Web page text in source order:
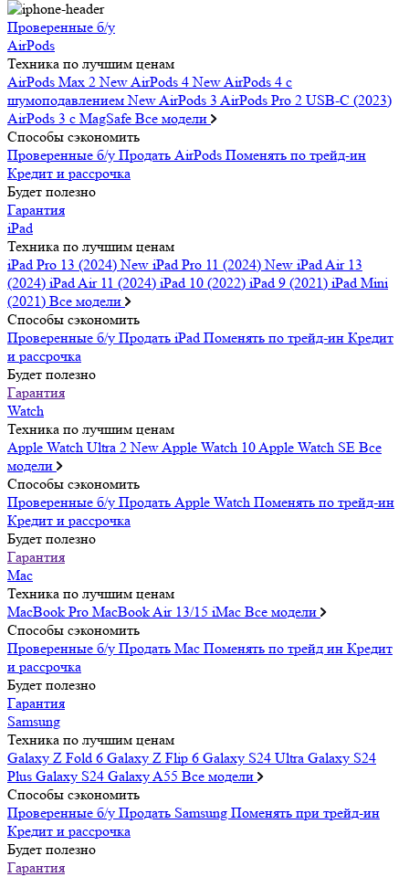
Проверенные б/у
AirPods
Техника по лучшим ценам
AirPods Max 2NewAirPods 4NewAirPods 4 c
шумоподавлениемNewAirPods 3 AirPods Pro 2 USB-C (2023)
AirPods 3 c MagSafe Все модели
Способы сэкономить
Проверенные б/у Продать AirPods Поменять по трейд-ин
Кредит и рассрочка
Будет полезно
Гарантия
iPad
Техника по лучшим ценам
iPad Pro 13 (2024)New iPad Pro 11 (2024)New iPad Air 13
(2024) iPad Air 11 (2024) iPad 10 (2022) iPad 9 (2021) iPad Mini
(2021) Все модели
Способы сэкономить
Проверенные б/у Продать iPad Поменять по трейд-ин Кредит
и рассрочка
Будет полезно
Гарантия
Watch
Техника по лучшим ценам
Apple Watch Ultra 2NewApple Watch 10Apple Watch SE Все
модели
Способы сэкономить
Проверенные б/у Продать Apple Watch Поменять по трейд-ин
Кредит и рассрочка
Будет полезно
Гарантия
Mac
Техника по лучшим ценам
MacBook Pro MacBook Air 13/15 iMac Все модели
Способы сэкономить
Проверенные б/у Продать Mac Поменять по трейд ин Кредит
и рассрочка
Будет полезно
Гарантия
Samsung
Техника по лучшим ценам
Galaxy Z Fold 6 Galaxy Z Flip 6 Galaxy S24 Ultra Galaxy S24
Plus Galaxy S24 Galaxy A55 Все модели
Способы сэкономить
Проверенные б/у Продать Samsung Поменять при трейд-ин
Кредит и рассрочка
Будет полезно
Гарантия